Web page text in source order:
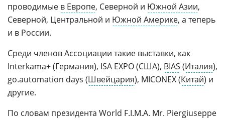
проводимые в Европе, Северной и Южной Азии,
Северной, Центральной и Южной Америке, а теперь
и в России.
Среди членов Ассоциации такие выставки, как
Interkama+ (Германия), ISA EXPO (США), BIAS (Италия),
go.automation days (Швейцария), MICONEX (Китай) и
другие.
По словам президента World F.I.M.A. Mr. Piergiuseppe